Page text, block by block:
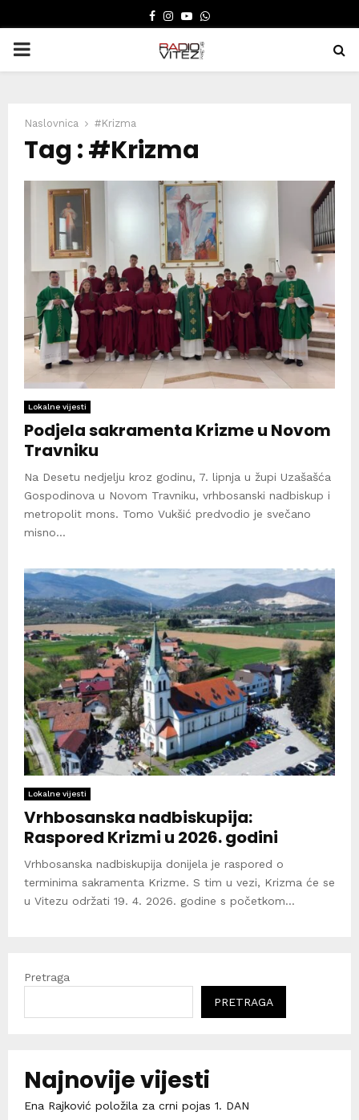
FACEBOOK
INSTAGRAM
YOUTUBE
WHATSAPP
PRIMARY
Naslovnica #Krizma
Tag : #Krizma
Lokalne vijesti
Podjela sakramenta Krizme u Novom
Travniku
Na Desetu nedjelju kroz godinu, 7. lipnja u župi Uzašašća
Gospodinova u Novom Travniku, vrhbosanski nadbiskup i
metropolit mons. Tomo Vukšić predvodio je svečano
misno...
Lokalne vijesti
Vrhbosanska nadbiskupija:
Raspored Krizmi u 2026. godini
Vrhbosanska nadbiskupija donijela je raspored o
terminima sakramenta Krizme. S tim u vezi, Krizma će se
u Vitezu održati 19. 4. 2026. godine s početkom...
Pretraga
PRETRAGA
Najnovije vijesti
Ena Rajković položila za crni pojas 1. DAN